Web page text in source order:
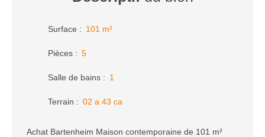
Surface : 101 m²
Pièces : 5
Salle de bains : 1
Terrain : 02 a 43 ca
Achat Bartenheim Maison contemporaine de 101 m²